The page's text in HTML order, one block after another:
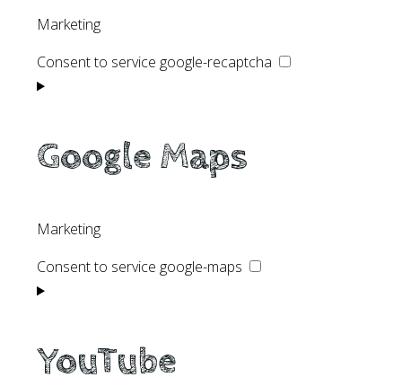
Marketing
Consent to service google-recaptcha
Google Maps
Marketing
Consent to service google-maps
YouTube